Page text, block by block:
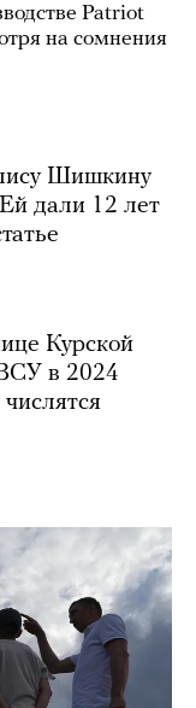
Patriot
на сомнения
Шишкину
дали 12 лет
Курской
в 2024